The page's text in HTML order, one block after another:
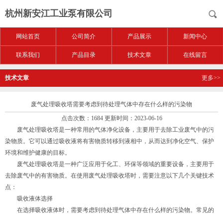
杭州新安江工业泵有限公司
网站首页 公司简介 产品展示 新闻中心
联系我们 产品目录 技术文章 在线留言
技术文章 更多>>
废气处理吸收塔需要考虑到待处理气体中存在什么样的污染物
点击次数：1684 更新时间：2023-06-16
废气处理吸收塔是一种常用的气体净化设备，主要用于去除工业废气中的污
染物质。它可以通过吸收液将有害物质转移到液相中，从而达到净化空气、保护
环境和维护健康的目标。
废气处理吸收塔是一种广泛应用于化工、环保等领域的重要设备，主要用于
去除废气中的有害物质。在使用废气处理吸收塔时，需要注意以下几个关键技术
点：
吸收液体选择
在选择吸收液体时，需要考虑到待处理气体中存在什么样的污染物。常见的